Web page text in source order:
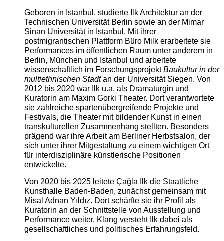
Geboren in Istanbul, studierte Ilk Architektur an der
Technischen Universität Berlin sowie an der Mimar
Sinan Universität in Istanbul. Mit ihrer
postmigrantischen Plattform Büro Milk erarbeitete sie
Performances im öffentlichen Raum unter anderem in
Berlin, München und Istanbul und arbeitete
wissenschaftlich im ForschungsprojektBaukultur in der
multiethnischen Stadtan der Universität Siegen. Von
2012 bis 2020 war Ilk u.a. als Dramaturgin und
Kuratorin am Maxim Gorki Theater. Dort verantwortete
sie zahlreiche spartenübergreifende Projekte und
Festivals, die Theater mit bildender Kunst in einen
transkulturellen Zusammenhang stellten. Besonders
prägend war ihre Arbeit am Berliner Herbstsalon, der
sich unter ihrer Mitgestaltung zu einem wichtigen Ort
für interdisziplinäre künstlerische Positionen
entwickelte.
Von 2020 bis 2025 leitete Çağla Ilk die Staatliche
Kunsthalle Baden-Baden, zunächst gemeinsam mit
Misal Adnan Yıldız. Dort schärfte sie ihr Profil als
Kuratorin an der Schnittstelle von Ausstellung und
Performance weiter. Klang versteht Ilk dabei als
gesellschaftliches und politisches Erfahrungsfeld.